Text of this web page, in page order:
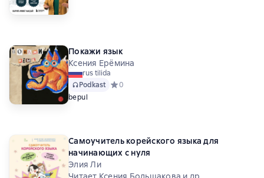
Покажи язык
Ксения Ерёмина
rus tilida
Podkast Средний рейтинг 0 на основе 0 оценок
0
bepul
Самоучитель корейского языка для
начинающих с нуля
Элия Ли